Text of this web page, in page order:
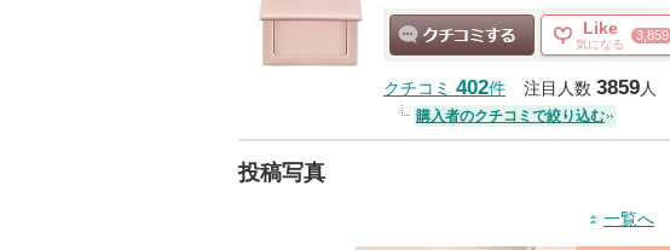
Like
気になる
3,859
クチコミ 402件 注目人数 3859人
購入者のクチコミで絞り込む
投稿写真
一覧へ